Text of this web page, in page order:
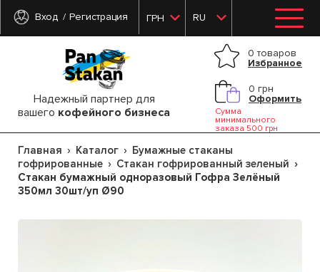
Вход Регистрация ГРН RU
Надежный партнер для
вашего кофейного бизнеса
0 товаров
Избранное
0 грн
Оформить
Сумма
минимального
заказа 500 грн
Главная Каталог
Бумажные стаканы
гофрированные
Стакан гофрированный зеленый
Стакан бумажный одноразовый Гофра Зелёный
350мл 30шт/уп Ø90